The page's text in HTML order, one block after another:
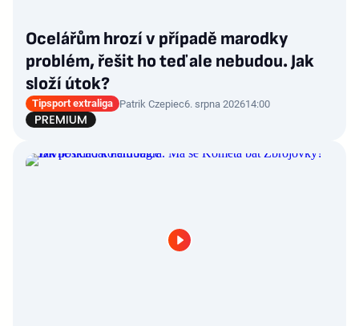
Ocelářům hrozí v případě marodky
problém, řešit ho teď ale nebudou. Jak
složí útok?
Tipsport extraliga Patrik Czepiec6. srpna 202614:00